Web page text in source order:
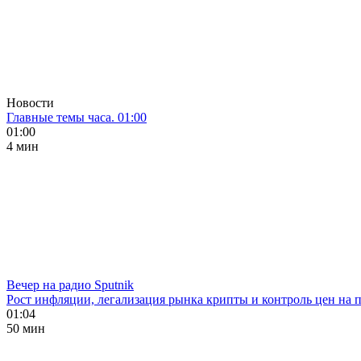
Новости
Главные темы часа. 01:00
01:00
4 мин
Вечер на радио Sputnik
Рост инфляции, легализация рынка крипты и контроль цен на
01:04
50 мин